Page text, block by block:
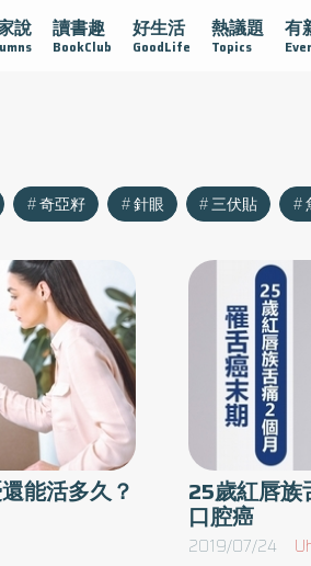
說 讀書趣
BookClub
好生活
GoodLife
熱議題
Topics
有
愛的未來視 認識攝護腺肥大 守
奇亞籽 針眼 三伏貼
能活多久？ 25歲紅唇
口腔癌
2019/07/24